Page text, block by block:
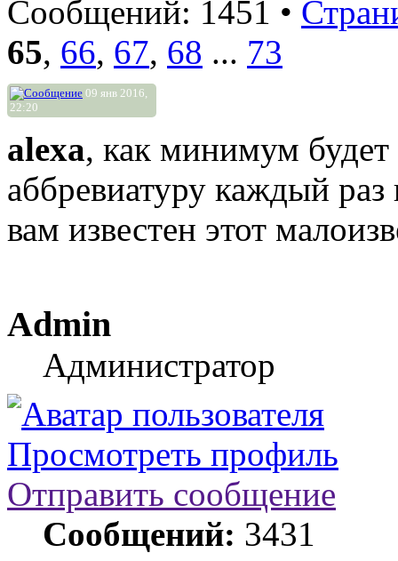
Сообщений: 1451 •
65, 66, 67, 68 ... 73
09 янв 2016,
22:20
alexa, как минимум будет
аббревиатуру каждый
вам известен этот
Admin
Администратор
Просмотреть профиль
Отправить сообщение
Сообщений: 3431